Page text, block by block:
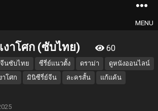
MENU
งาโศก (ซับไทย) 60
นซับไทย ซีรี่ย์แนวตั้ง ดราม่า
ดูหนังออนไลน์
าโศก มินิซีรี่ย์จีน ละครสั้น
แก้แค้น